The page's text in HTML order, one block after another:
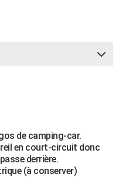
de camping-car.
en court-circuit donc
derrière.
(à conserver)